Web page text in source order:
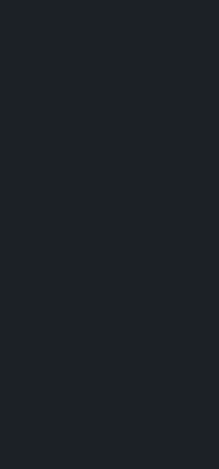
รีย สเตน, โซเนีย แคสสิ
อัน ที
ร์จิก, แกรี เฟลเดอร์